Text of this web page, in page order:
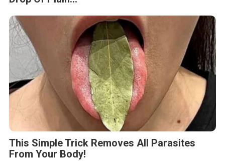
This Simple Trick Removes All Parasites
From Your Body!